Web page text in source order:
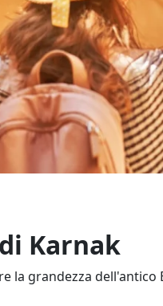
Karnak
la grandezza